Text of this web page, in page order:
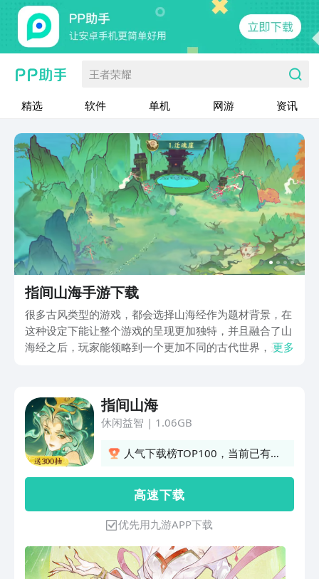
王者荣耀
精选 软件 单机 网游 资讯
指间山海手游下载
很多古风类型的游戏，都会选择山海经作为题材背景，在
这种设定下能让整个游戏的呈现更加独特，并且融合了山
海经之后，玩家能领略到一个更加不同的古代世界，这一
个玩家都可以在游戏里，领略独特的山海经，结识到形色
各异的人物。
更多
指间山海
休闲益智 | 1.06GB
人气下载榜TOP100，当前已有
高 速 下 载
优先用九游APP下载